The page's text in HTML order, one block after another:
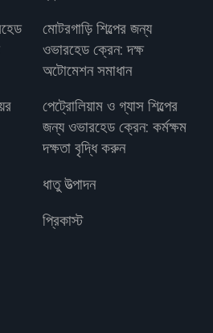
মোটরগাড়ি শিল্পের জন্য
ওভারহেড ক্রেন: দক্ষ
অটোমেশন সমাধান
পেট্রোলিয়াম ও গ্যাস শিল্পের
জন্য ওভারহেড ক্রেন: কর্মক্ষম
দক্ষতা বৃদ্ধি করুন
ধাতু উত্পাদন
প্রিকাস্ট